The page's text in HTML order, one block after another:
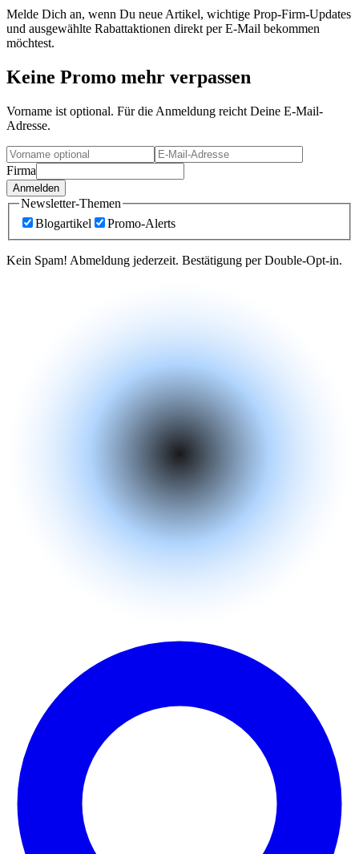
Melde Dich an, wenn Du neue Artikel, wichtige Prop-Firm-Updates
und ausgewählte Rabattaktionen direkt per E-Mail bekommen
möchtest.
Keine Promo mehr verpassen
Vorname ist optional. Für die Anmeldung reicht Deine E-Mail-
Adresse.
Firma
Anmelden
Newsletter-Themen
Blogartikel
Promo-Alerts
Kein Spam! Abmeldung jederzeit. Bestätigung per Double-Opt-in.